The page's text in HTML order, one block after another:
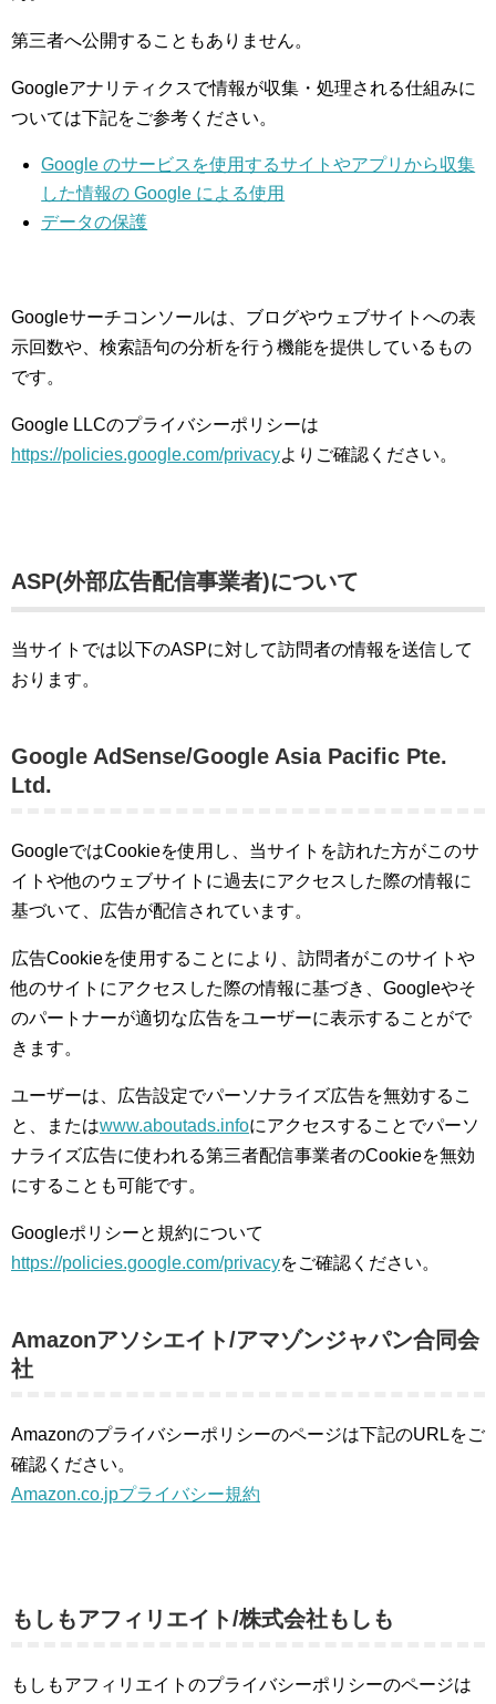
第三者へ公開することもありません。
Googleアナリティクスで情報が収集・処理される仕組みに
ついては下記をご参考ください。
Google のサービスを使用するサイトやアプリから収集
した情報の Google による使用
データの保護
Googleサーチコンソールは、ブログやウェブサイトへの表
示回数や、検索語句の分析を行う機能を提供しているもの
です。
Google LLCのプライバシーポリシーは
https://policies.google.com/privacyよりご確認ください。
ASP(外部広告配信事業者)について
当サイトでは以下のASPに対して訪問者の情報を送信して
おります。
Google AdSense/Google Asia Pacific Pte.
Ltd.
GoogleではCookieを使用し、当サイトを訪れた方がこのサ
イトや他のウェブサイトに過去にアクセスした際の情報に
基づいて、広告が配信されています。
広告Cookieを使用することにより、訪問者がこのサイトや
他のサイトにアクセスした際の情報に基づき、Googleやそ
のパートナーが適切な広告をユーザーに表示することがで
きます。
ユーザーは、広告設定でパーソナライズ広告を無効するこ
と、またはwww.aboutads.infoにアクセスすることでパーソ
ナライズ広告に使われる第三者配信事業者のCookieを無効
にすることも可能です。
Googleポリシーと規約について
https://policies.google.com/privacyをご確認ください。
Amazonアソシエイト/アマゾンジャパン合同会
社
Amazonのプライバシーポリシーのページは下記のURLをご
確認ください。
Amazon.co.jpプライバシー規約
もしもアフィリエイト/株式会社もしも
もしもアフィリエイトのプライバシーポリシーのページは